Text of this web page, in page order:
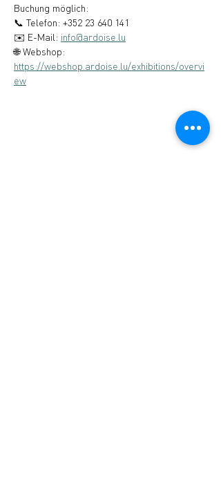
Buchung möglich:
📞 Telefon: +352 23 640 141
✉️ E-Mail: info@ardoise.lu
🌐 Webshop:
https://webshop.ardoise.lu/exhibitions/overvi
ew